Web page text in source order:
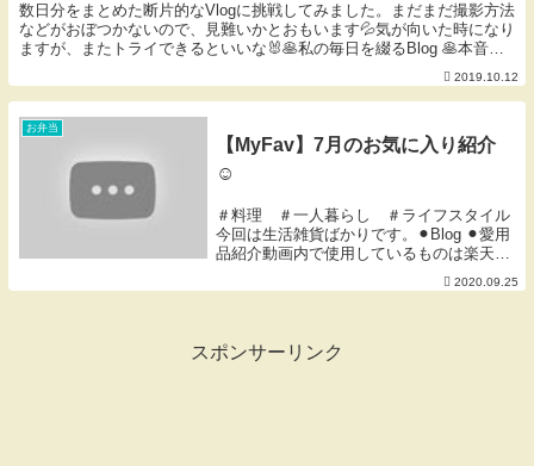
数日分をまとめた断片的なVlogに挑戦してみました。まだまだ撮影方法
などがおぼつかないので、見難いかとおもいます💦気が向いた時になり
ますが、またトライできるといいな🐰🥞私の毎日を綴るBlog 🥞本音の
2019.10.12
お弁当
【MyFav】7月のお気に入り紹介
☺︎
＃料理 ＃一人暮らし ＃ライフスタイル
今回は生活雑貨ばかりです。⚫︎Blog ⚫︎愛用
品紹介動画内で使用しているものは楽天
RoomにLinkしています。また私の購入検
討品やオススメなどアンテナにかかったも
2020.09.25
スポンサーリンク